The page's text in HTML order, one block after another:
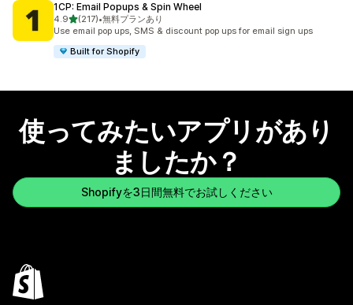
1CP: Email Popups & Spin Wheel
4.95つ星中
(217)
合計レビュー数：217件
•無料プランあり
Use email pop ups, SMS & discount pop ups for email sign ups
Built for Shopify
使ってみたいアプリがあり
ましたか？
Shopifyを3日間無料でお試しください